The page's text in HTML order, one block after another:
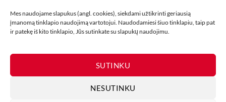
Mes naudojame slapukus (angl. cookies), siekdami užtikrinti geriausią
įmanomą tinklapio naudojimą vartotojui. Naudodamiesi šiuo tinklapiu, taip pat
ir patekę iš kito tinklapio, Jūs sutinkate su slapukų naudojimu.
SUTINKU
NESUTINKU
fejerverkų
parduotuvė
Klaipedoje!
01
Lap
Kaip fotografuoti fejerverkus
Komentavimas išjungtasįraše
fejerverkus